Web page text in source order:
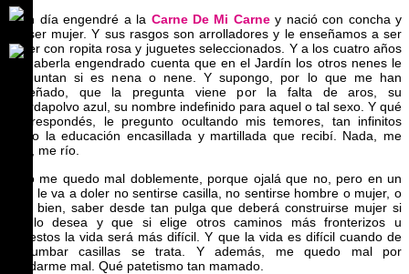
Y un día engendré a la Carne De Mi Carney nació con concha y
sin ser mujer. Y sus rasgos son arrolladores y le enseñamos a ser
mujer con ropita rosa y juguetes seleccionados. Y a los cuatro años
de haberla engendrado cuenta que en el Jardín los otros nenes le
preguntan si es nena o nene. Y supongo, por lo que me han
enseñado, que la pregunta viene por la falta de aros, su
guardapolvo azul, su nombre indefinido para aquel o tal sexo. Y qué
les respondés, le pregunto ocultando mis temores, tan infinitos
como la educación encasillada y martillada que recibí. Nada, me
dice, me río.
Y yo me quedo mal doblemente, porque ojalá que no, pero en un
año, le va a doler no sentirse casilla, no sentirse hombre o mujer, o
más bien, saber desde tan pulga que deberá construirse mujer si
así lo desea y que si elige otros caminos más fronterizos u
opuestos la vida será más difícil. Y que la vida es difícil cuando de
derrumbar casillas se trata. Y además, me quedo mal por
quedarme mal. Qué patetismo tan mamado.